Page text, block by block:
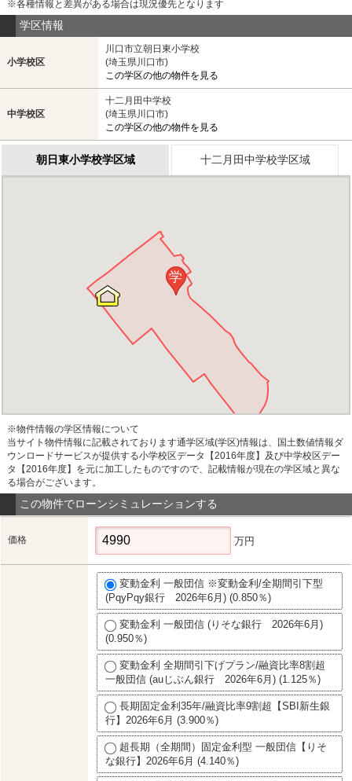
※各種情報と差異がある場合は現況優先となります
学区情報
小学校区
川口市立朝日東小学校
(埼玉県川口市)
この学区の他の物件を見る
中学校区
十二月田中学校
(埼玉県川口市)
この学区の他の物件を見る
朝日東小学校学区域 十二月田中学校学区域
学
※物件情報の学区情報について
当サイト物件情報に記載されております通学区域(学区)情報は、国土数値情報ダ
ウンロードサービスが提供する小学校区データ【2016年度】及び中学校区デー
タ【2016年度】を元に加工したものですので、記載情報が現在の学区域と異な
る場合がございます。
この物件でローンシミュレーションする
価格 万円
変動金利 一般団信 ※変動金利/全期間引下型
(PqyPqy銀行 2026年6月) (0.850％)
変動金利 一般団信 (りそな銀行 2026年6月)
(0.950％)
変動金利 全期間引下げプラン/融資比率8割超
一般団信 (auじぶん銀行 2026年6月) (1.125％)
長期固定金利35年/融資比率9割超【SBI新生銀
行】2026年6月 (3.900％)
超長期（全期間）固定金利型 一般団信【りそ
な銀行】2026年6月 (4.140％)